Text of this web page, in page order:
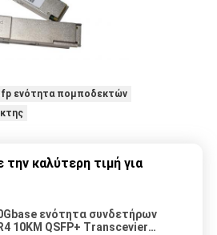
ενότητα πομποδεκτών
καλύτερη τιμή για
ενότητα συνδετήρων
10KM QSFP+ Transcevier